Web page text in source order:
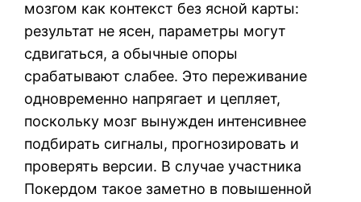
мозгом как контекст без ясной карты:
результат не ясен, параметры могут
сдвигаться, а обычные опоры
срабатывают слабее. Это переживание
одновременно напрягает и цепляет,
поскольку мозг вынужден интенсивнее
подбирать сигналы, прогнозировать и
проверять версии. В случае участника
Покердом такое заметно в повышенной